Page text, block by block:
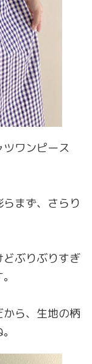
ワンピース
まず、さらり
ぶりぶりすぎ
ら、生地の柄